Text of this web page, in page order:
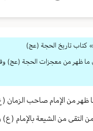
» كتاب تاريخ الحجة (عج)
ظهر من معجزات الحجة (عج)
ظهر من الإمام صاحب الزمان
التقى من الشيعة بالإمام (ع)